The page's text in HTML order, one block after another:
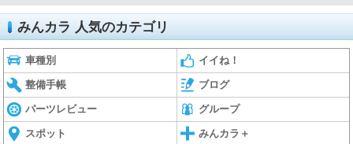
みんカラ 人気のカテゴリ
車種別 イイね！
整備手帳 ブログ
パーツレビュー グループ
スポット みんカラ＋